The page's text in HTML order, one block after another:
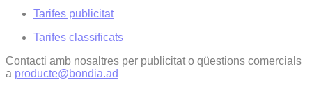
Tarifes publicitat
Tarifes classificats
Contacti amb nosaltres per publicitat o qüestions comercials
a producte@bondia.ad